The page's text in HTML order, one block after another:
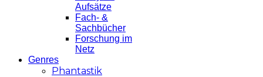
Aufsätze
Fach- &
Sachbücher
Forschung im
Netz
Genres
Phantastik